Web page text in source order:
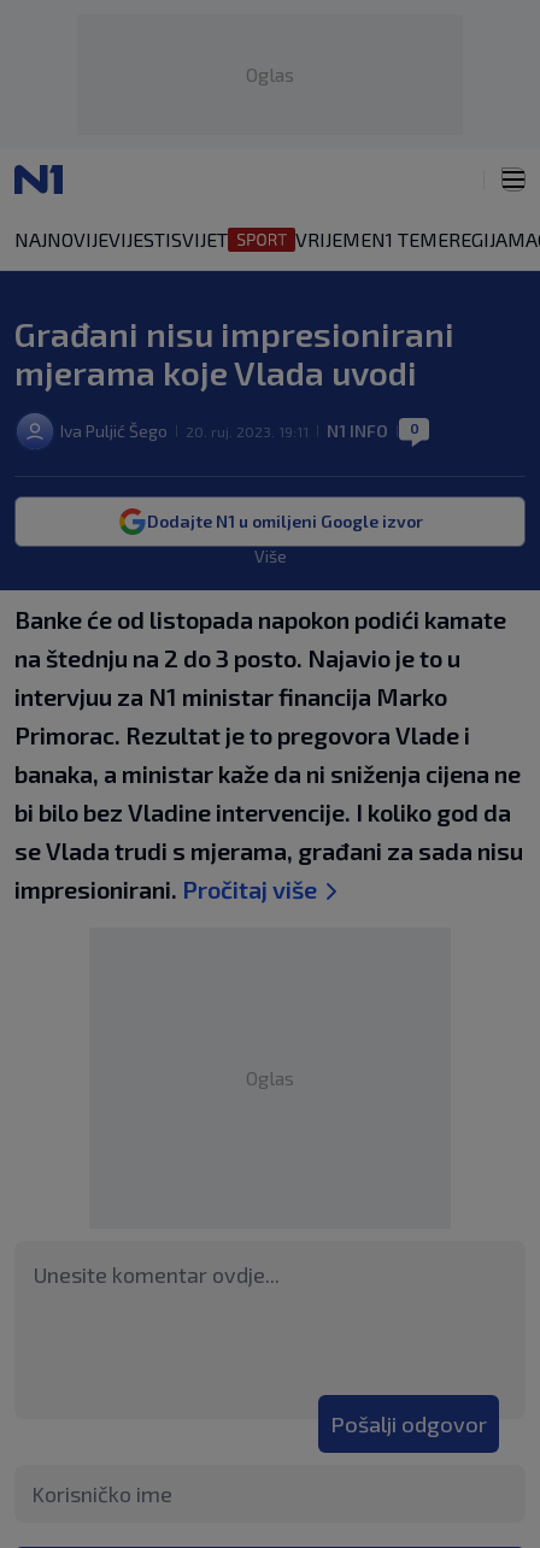
Oglas
NAJNOVIJEVIJESTISVIJET VRIJEMEN1 TEMEREGIJA
Građani nisu impresionirani
mjerama koje Vlada uvodi
Iva Puljić Šego 20. ruj. 2023. 19:11 N1 INFO 0
Dodajte N1 u omiljeni Google izvor
Više
Banke će od listopada napokon podići kamate
na štednju na 2 do 3 posto. Najavio je to u
intervjuu za N1 ministar financija Marko
Primorac. Rezultat je to pregovora Vlade i
banaka, a ministar kaže da ni sniženja cijena ne
bi bilo bez Vladine intervencije. I koliko god da
se Vlada trudi s mjerama, građani za sada nisu
impresionirani. Pročitaj više
Oglas
Pošalji odgovor